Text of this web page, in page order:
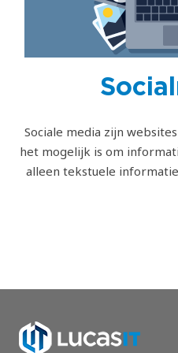
Sociale media zijn
het mogelijk is om
alleen tekstuele